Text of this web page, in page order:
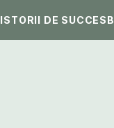
ISTORII DE SUCCES